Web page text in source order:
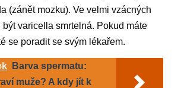
(zánět mozku). Ve velmi vzácných
být varicella smrtelná. Pokud máte
se poradit se svým lékařem.
Barva spermatu:
muže? A kdy jít k